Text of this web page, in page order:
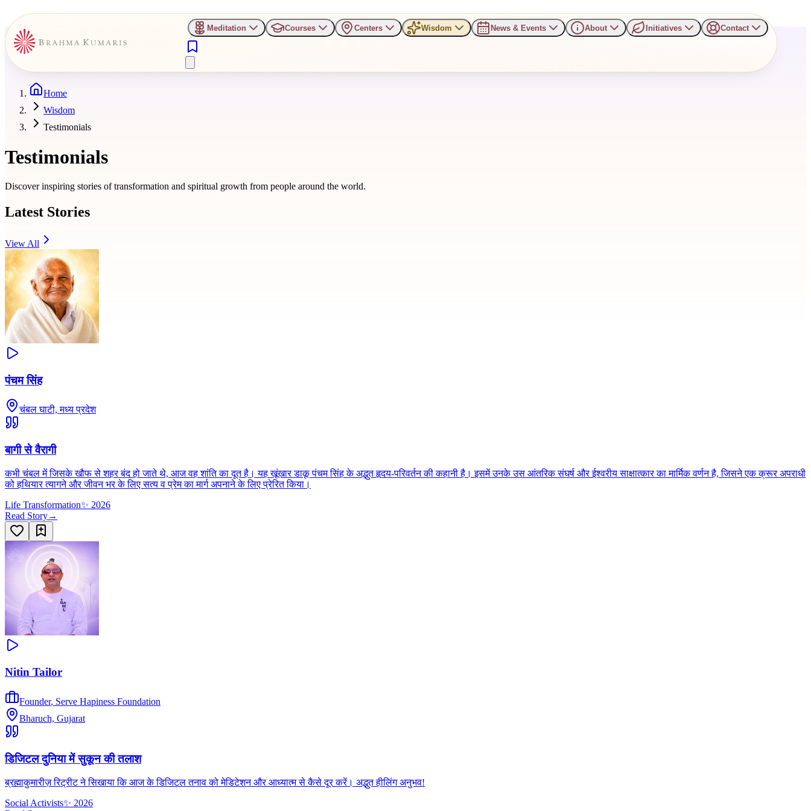
Meditation Courses Centers Wisdom News & Events About Initiatives Contact
Home
Wisdom
Testimonials
Testimonials
Discover inspiring stories of transformation and spiritual growth from people around the world.
Latest Stories
View All
पंचम सिंह
चंबल घाटी, मध्य प्रदेश
बागी से वैरागी
कभी चंबल में जिसके खौफ से शहर बंद हो जाते थे, आज वह शांति का दूत है। यह खूंखार डाकू पंचम सिंह के अद्भुत हृदय-परिवर्तन की कहानी है। इसमें उनके उस आंतरिक संघर्ष और ईश्वरीय साक्षात्कार का मार्मिक वर्णन है, जिसने एक क्रूर अपराधी
को हथियार त्यागने और जीवन भर के लिए सत्य व प्रेम का मार्ग अपनाने के लिए प्रेरित किया।
Life Transformation✨ 2026
Read Story→
Nitin Tailor
Founder, Serve Hapiness Foundation
Bharuch, Gujarat
डिजिटल दुनिया में सुकून की तलाश
ब्रह्माकुमारीज़ रिट्रीट ने सिखाया कि आज के डिजिटल तनाव को मेडिटेशन और आध्यात्म से कैसे दूर करें। अद्भुत हीलिंग अनुभव!
Social Activists✨ 2026